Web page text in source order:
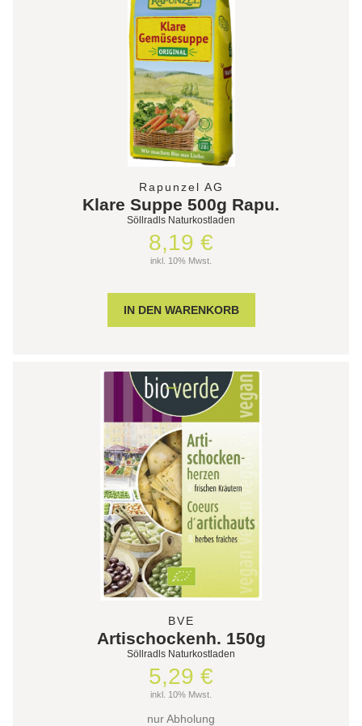
Rapunzel AG
Klare Suppe 500g Rapu.
Söllradls Naturkostladen
8,19 €
inkl. 10% Mwst.
BVE
Artischockenh. 150g
Söllradls Naturkostladen
5,29 €
inkl. 10% Mwst.
nur Abholung